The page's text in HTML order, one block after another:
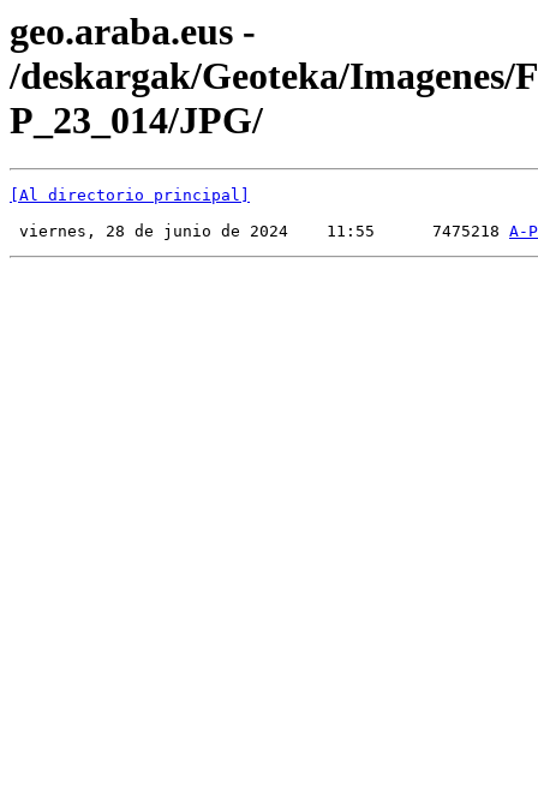
geo.araba.eus -
/deskargak/Geoteka/Imagenes/
P_23_014/JPG/
[Al directorio principal]
viernes, 28 de junio de 2024    11:55      7475218 A-